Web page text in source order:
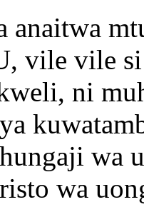
anaitwa
vile vile
ni
wa
wa